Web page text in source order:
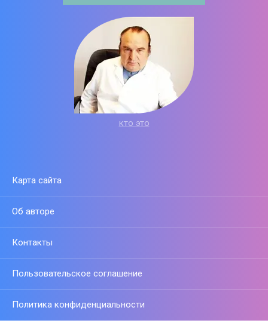
кто это
Карта сайта
Об авторе
Контакты
Пользовательское соглашение
Политика конфиденциальности